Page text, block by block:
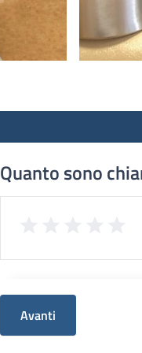
Quanto sono
Avanti